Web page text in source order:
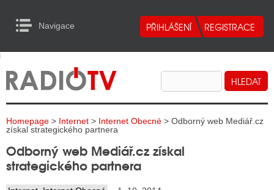
Navigace
RADIA
TELEVIZE
INTERNET
TISK
to Content
Homepage > Internet > Internet Obecné > Odborný web Mediář.cz
získal strategického partnera
Odborný web Mediář.cz získal
strategického partnera